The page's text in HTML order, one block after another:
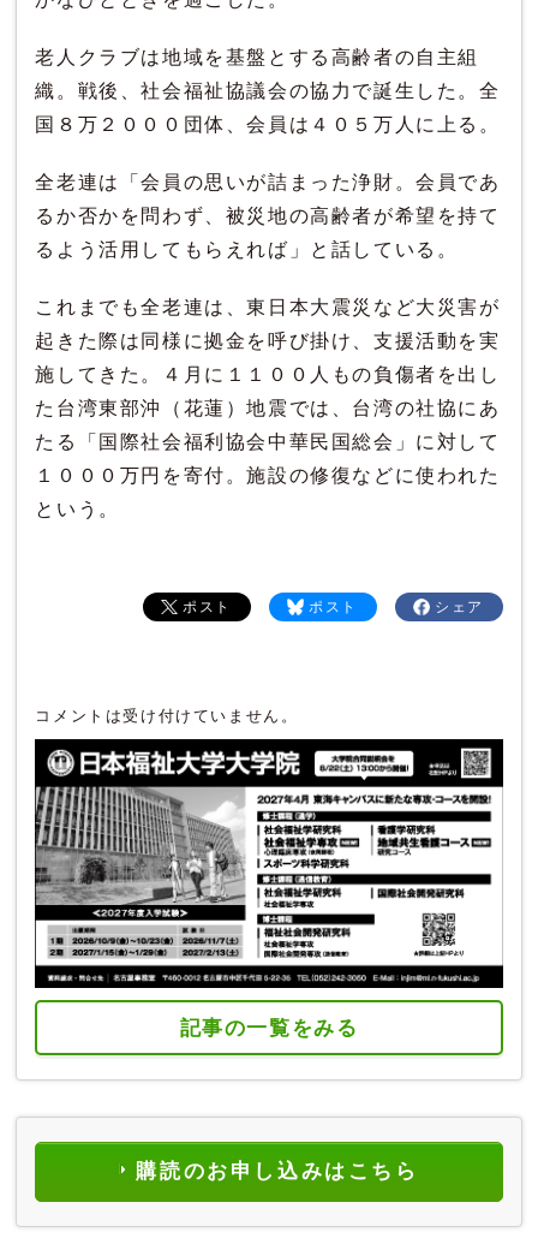
老人クラブは地域を基盤とする高齢者の自主組
織。戦後、社会福祉協議会の協力で誕生した。全
国８万２０００団体、会員は４０５万人に上る。
全老連は「会員の思いが詰まった浄財。会員であ
るか否かを問わず、被災地の高齢者が希望を持て
るよう活用してもらえれば」と話している。
これまでも全老連は、東日本大震災など大災害が
起きた際は同様に拠金を呼び掛け、支援活動を実
施してきた。４月に１１００人もの負傷者を出し
た台湾東部沖（花蓮）地震では、台湾の社協にあ
たる「国際社会福利協会中華民国総会」に対して
１０００万円を寄付。施設の修復などに使われた
という。
シェア
ポスト
ポスト
コメントは受け付けていません。
記事の一覧をみる
購読のお申し込みはこちら